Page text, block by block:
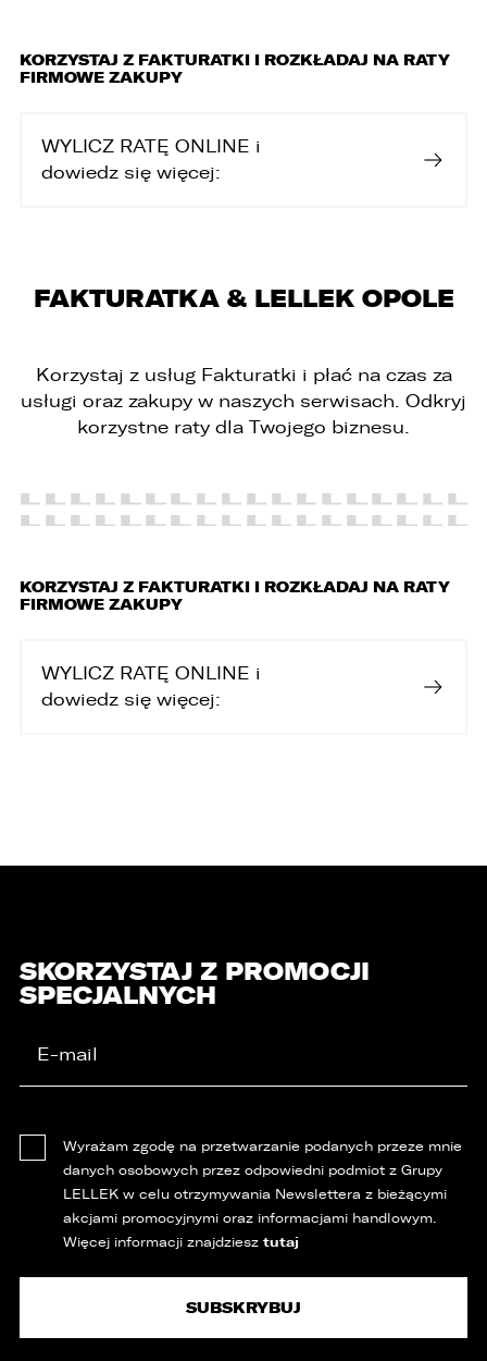
KORZYSTAJ Z FAKTURATKI I ROZKŁADAJ NA RATY
FIRMOWE ZAKUPY
WYLICZ RATĘ ONLINE i
dowiedz się więcej:
FAKTURATKA & LELLEK OPOLE
Korzystaj z usług Fakturatki i płać na czas za
usługi oraz zakupy w naszych serwisach. Odkryj
korzystne raty dla Twojego biznesu.
KORZYSTAJ Z FAKTURATKI I ROZKŁADAJ NA RATY
FIRMOWE ZAKUPY
WYLICZ RATĘ ONLINE i
dowiedz się więcej:
SKORZYSTAJ Z PROMOCJI
SPECJALNYCH
Wyrażam zgodę na przetwarzanie podanych przeze mnie
danych osobowych przez odpowiedni podmiot z Grupy
LELLEK w celu otrzymywania Newslettera z bieżącymi
akcjami promocyjnymi oraz informacjami handlowym.
Więcej informacji znajdziesz tutaj